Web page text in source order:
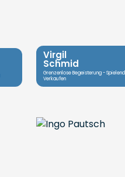
Virgil
Schmid
Grenzenlose Begeisterung - Spielend
Verkaufen